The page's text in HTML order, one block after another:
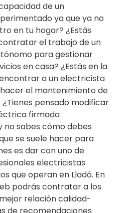
de un
ya que ya no
en tu hogar? ¿Estás
el trabajo de un
para gestionar
en casa? ¿Estás en la
a un electricista
el mantenimiento de
pensado modificar
firmada
no sabes cómo debes
se suele hacer para
es dar con uno de
electricistas
que operan en Lladó. En
podrás contratar a los
relación calidad-